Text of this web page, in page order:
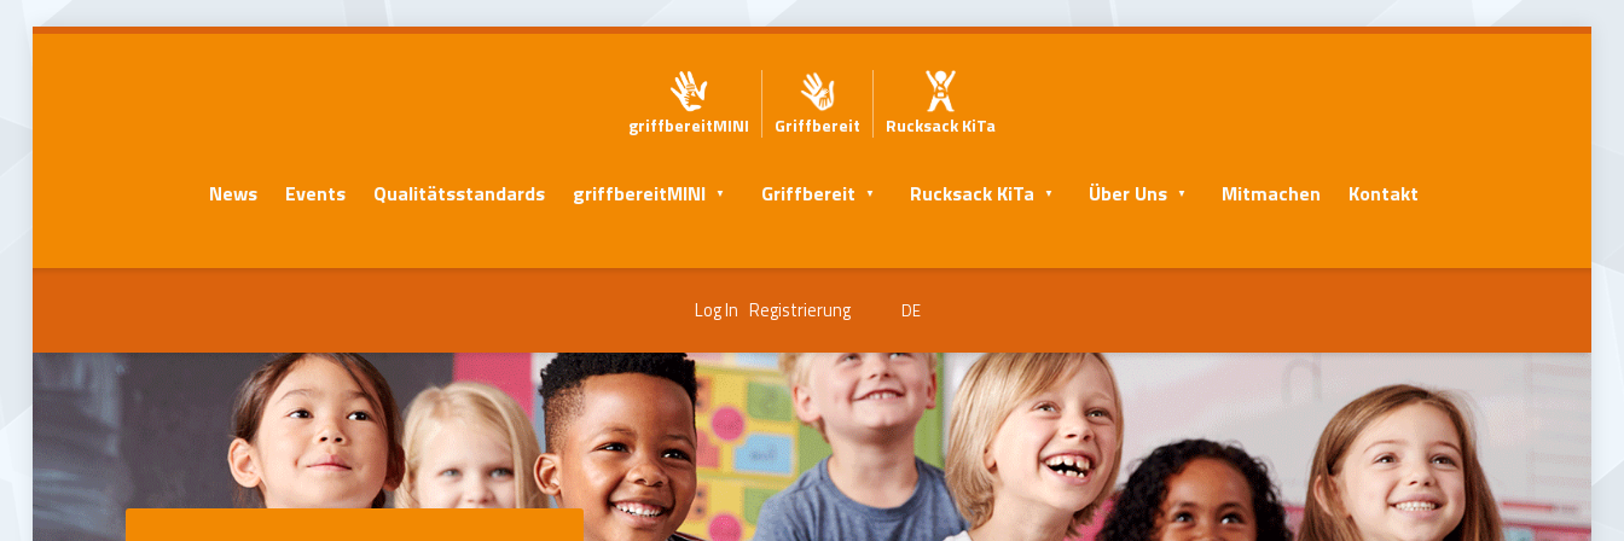
griffbereitMINI Griffbereit Rucksack KiTa
News Events Qualitätsstandards griffbereitMINI Griffbereit Rucksack KiTa Über Uns Mitmachen Kontakt
Log In Registrierung DE